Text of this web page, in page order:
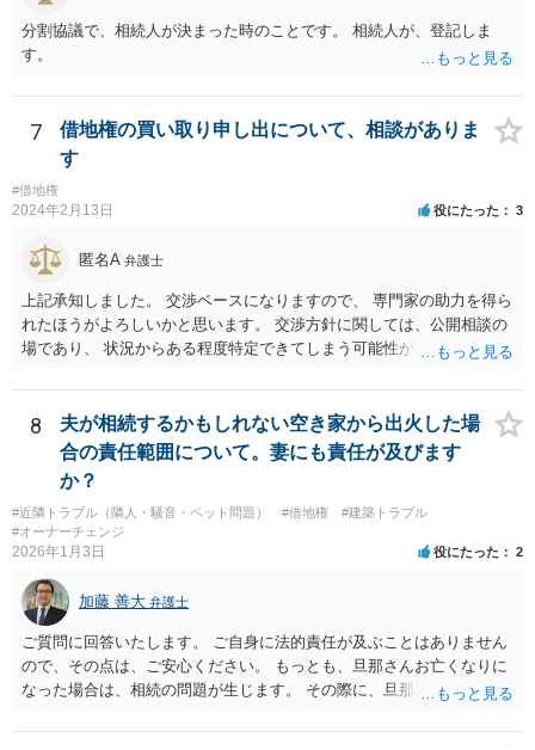
分割協議で、相続人が決まった時のことです。 相続人が、登記しま
す。
7
借地権の買い取り申し出について、相談がありま
す
#借地権
2024年2月13日 役にたった 3
匿名A 弁護士
上記承知しました。 交渉ベースになりますので、 専門家の助力を得ら
れたほうがよろしいかと思います。 交渉方針に関しては、公開相談の
場であり、 状況からある程度特定できてしまう可能性があり、 相手方
いたします。
8
夫が相続するかもしれない空き家から出火した場
合の責任範囲について。妻にも責任が及びます
か？
#近隣トラブル（隣人・騒音・ペット問題） #借地権
#建築トラブル
#オーナーチェンジ
2026年1月3日 役にたった 2
加藤 善大 弁護士
ご質問に回答いたします。 ご自身に法的責任が及ぶことはありません
ので、その点は、ご安心ください。 もっとも、旦那さんお亡くなりに
なった場合は、相続の問題が生じます。 その際に、旦那さんが損害賠
とにはなります。 また、建物は旦那さんも２分の１を相続したことに